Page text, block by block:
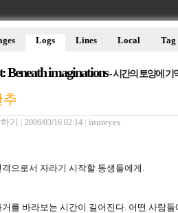
Beneath imaginations- 시간의 토양에 기
Logs Lines Local Tag
추
기 2006/03/16 02:14 inureyes
으로서 자라기 시작할 동생들에게.
를 바라보는 시간이 길어진다. 어떤 사람